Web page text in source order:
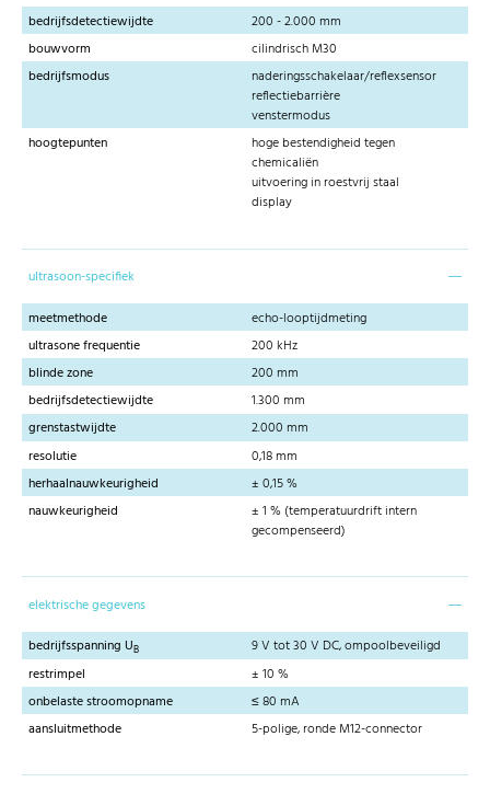
bedrijfsdetectiewijdte
200 - 2.000 mm
bouwvorm
cilindrisch M30
bedrijfsmodus
naderingsschakelaar/reflexsensor
reflectiebarrière
venstermodus
hoogtepunten
hoge bestendigheid tegen
chemicaliën
uitvoering in roestvrij staal
display
ultrasoon-specifiek
meetmethode
echo-looptijdmeting
ultrasone frequentie
200 kHz
blinde zone
200 mm
bedrijfsdetectiewijdte
1.300 mm
grenstastwijdte
2.000 mm
resolutie
0,18 mm
herhaalnauwkeurigheid
± 0,15 %
nauwkeurigheid
± 1 % (temperatuurdrift intern
gecompenseerd)
elektrische gegevens
bedrijfsspanning UB
9 V tot 30 V DC, ompoolbeveiligd
restrimpel
± 10 %
onbelaste stroomopname
≤ 80 mA
aansluitmethode
5-polige, ronde M12-connector